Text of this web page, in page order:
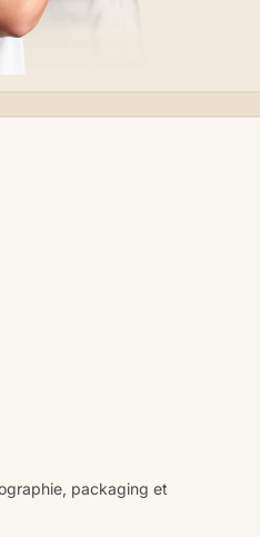
packaging et